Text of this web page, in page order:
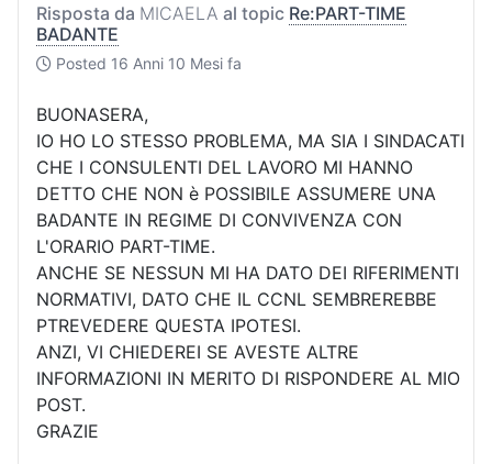
Risposta da MICAELA al topic Re:PART-TIME
BADANTE
Posted 16 Anni 10 Mesi fa
BUONASERA,
IO HO LO STESSO PROBLEMA, MA SIA I SINDACATI
CHE I CONSULENTI DEL LAVORO MI HANNO
DETTO CHE NON è POSSIBILE ASSUMERE UNA
BADANTE IN REGIME DI CONVIVENZA CON
L'ORARIO PART-TIME.
ANCHE SE NESSUN MI HA DATO DEI RIFERIMENTI
NORMATIVI, DATO CHE IL CCNL SEMBREREBBE
PTREVEDERE QUESTA IPOTESI.
ANZI, VI CHIEDEREI SE AVESTE ALTRE
INFORMAZIONI IN MERITO DI RISPONDERE AL MIO
POST.
GRAZIE